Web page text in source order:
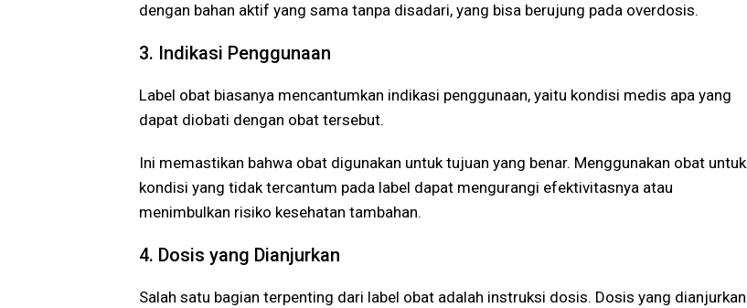
dengan bahan aktif yang sama tanpa disadari, yang bisa berujung pada overdosis.
3. Indikasi Penggunaan
Label obat biasanya mencantumkan indikasi penggunaan, yaitu kondisi medis apa yang
dapat diobati dengan obat tersebut.
Ini memastikan bahwa obat digunakan untuk tujuan yang benar. Menggunakan obat untuk
kondisi yang tidak tercantum pada label dapat mengurangi efektivitasnya atau
menimbulkan risiko kesehatan tambahan.
4. Dosis yang Dianjurkan
Salah satu bagian terpenting dari label obat adalah instruksi dosis. Dosis yang dianjurkan